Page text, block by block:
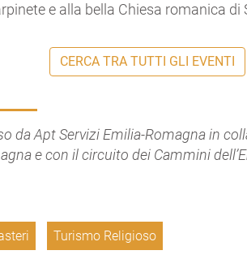
e alla bella Chiesa romanica di
CERCA TRA TUTTI GLI EVENTI
da Apt Servizi Emilia-Romagna in
e con il circuito dei Cammini
Turismo Religioso